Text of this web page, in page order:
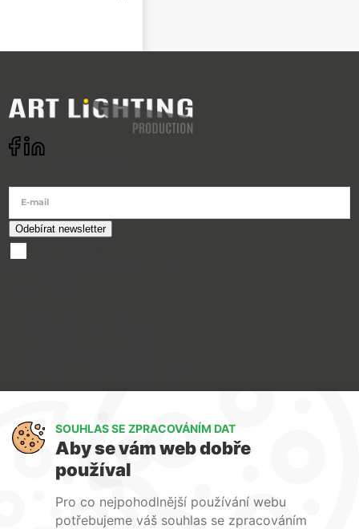
E-mail
O nás
Služby
Kontakty
SOUHLAS SE ZPRACOVÁNÍM DAT
Aby se vám web dobře
používal
Pro co nejpohodlnější používání webu
potřebujeme váš souhlas se zpracováním